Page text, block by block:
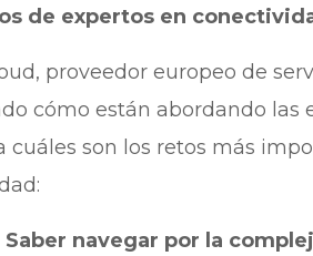
de expertos en
proveedor europeo de
cómo están abordando las
cuáles son los retos más
navegar por la